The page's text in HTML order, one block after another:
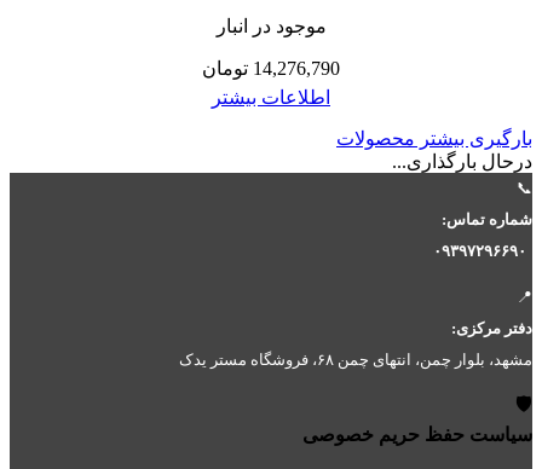
موجود در انبار
14,276,790 تومان
اطلاعات بیشتر
بارگیری بیشتر محصولات
درحال بارگذاری...
📞
شماره تماس:
۰۹۳۹۷۲۹۶۶۹۰
📍
دفتر مرکزی:
مشهد، بلوار چمن، انتهای چمن ۶۸، فروشگاه مستر یدک
🛡️
سیاست حفظ حریم خصوصی